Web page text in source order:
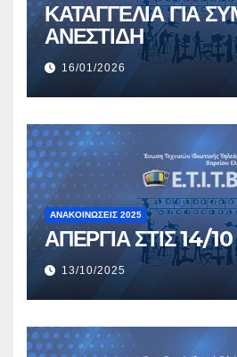
ΚΑΤΑΓΓΕΛΙΑ ΓΙΑ
ΑΝΕΣΤΙΔΗ
16/01/2026
ΑΝΑΚΟΙΝΏΣΕΙΣ 2025
ΑΠΕΡΓΙΑ ΣΤΙΣ 14/10
13/10/2025